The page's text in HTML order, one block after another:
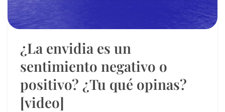
¿La envidia es un
sentimiento negativo o
positivo? ¿Tu qué opinas?
[video]